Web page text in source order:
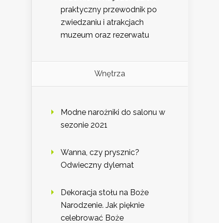
praktyczny przewodnik po
zwiedzaniu i atrakcjach
muzeum oraz rezerwatu
Wnętrza
Modne narożniki do salonu w
sezonie 2021
Wanna, czy prysznic?
Odwieczny dylemat
Dekoracja stołu na Boże
Narodzenie. Jak pięknie
celebrować Boże